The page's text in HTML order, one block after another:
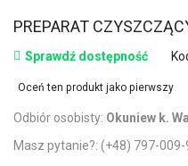
PREPARAT
Sprawdź dostępność
Oceń ten produkt jako pierwszy
Odbiór osobisty: Okuniew k.
Masz pytanie?: (+48) 797-009-